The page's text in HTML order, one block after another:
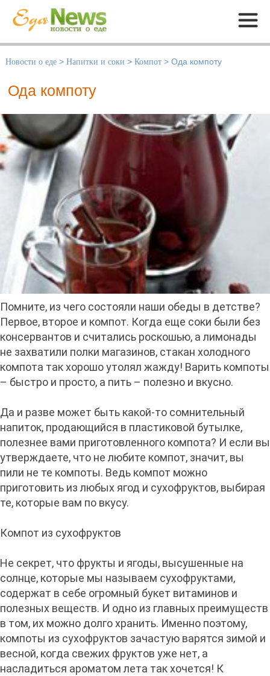
Меню
Новости о еде > Напитки и соки > Компот > Ода компоту
Ода компоту
Помните, из чего состояли наши обеды в детстве?
Первое, второе и компот. Когда еще соки были без
консервантов и считались роскошью, а лимонады
не захватили полки магазинов, стакан холодного
компота так хорошо утолял жажду! Варить компоты
– быстро и просто, а пить – полезно и вкусно.
Да и разве может быть какой-то сомнительный
напиток, продающийся в пластиковой бутылке,
полезнее вами приготовленного компота? И если вы
утверждаете, что не любите компот, значит, вы
пили не те компоты. Ведь компот можно
приготовить из любых ягод и сухофруктов, выбирая
те, которые вам по вкусу.
Компот из сухофруктов
Не секрет, что фрукты и ягоды, высушенные на
солнце, которые мы называем сухофруктами,
содержат в себе огромный букет витаминов и
полезных веществ. И одно из главных преимуществ
в том, их можно долго хранить. Именно поэтому,
компоты из сухофруктов зачастую варятся зимой и
весной, когда свежих фруктов уже нет, а
насладиться ароматом лета так хочется! К